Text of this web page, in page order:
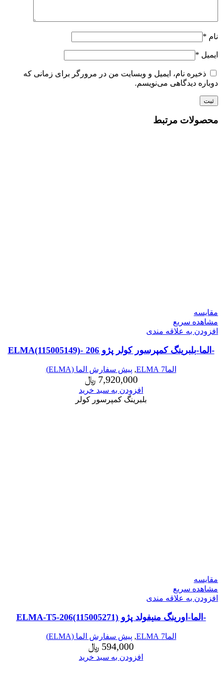
نام *
ایمیل *
ذخیره نام، ایمیل و وبسایت من در مرورگر برای زمانی که
دوباره دیدگاهی می‌نویسم.
محصولات مرتبط
مقایسه
مشاهده سریع
افزودن به علاقه مندی
-الما-بلبرینگ کمپرسور کولر پژو 206 -ELMA(115005149)
الما7 ELMA , پیش سفارش الما (ELMA)
7,920,000 ﷼
افزودن به سبد خرید
بلبرینگ کمپرسور کولر
مقایسه
مشاهده سریع
افزودن به علاقه مندی
-الما-اورینگ منیفولد پژو ELMA-T5-206(115005271)
الما7 ELMA , پیش سفارش الما (ELMA)
594,000 ﷼
افزودن به سبد خرید